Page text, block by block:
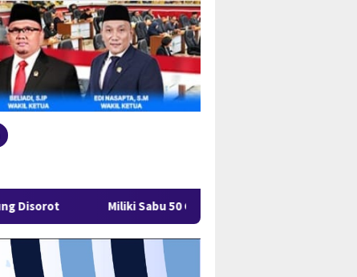
Miliki Sabu 50 Gram, IRT di Pangkalpinang Ditangkap